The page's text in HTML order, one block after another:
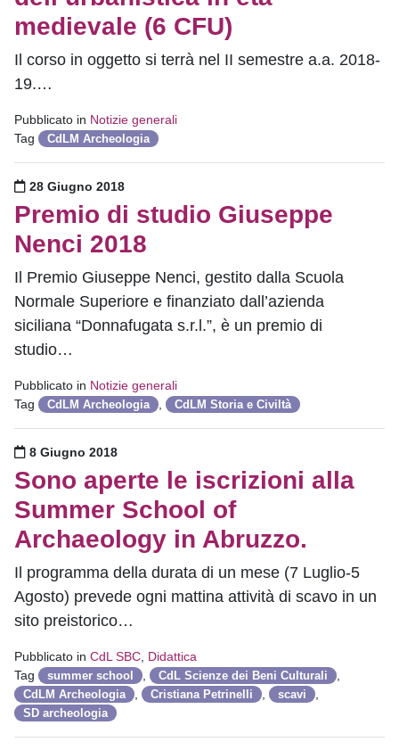
medievale (6 CFU)
Il corso in oggetto si terrà nel II semestre a.a. 2018-
19.…
Pubblicato in Notizie generali
Tag
CdLM Archeologia
Pubblicato il
28 Giugno 2018
Premio di studio Giuseppe
Nenci 2018
Il Premio Giuseppe Nenci, gestito dalla Scuola
Normale Superiore e finanziato dall’azienda
siciliana “Donnafugata s.r.l.”, è un premio di
studio…
Pubblicato in Notizie generali
Tag
CdLM Archeologia CdLM Storia e Civiltà
Pubblicato il
8 Giugno 2018
Sono aperte le iscrizioni alla
Summer School of
Archaeology in Abruzzo.
Il programma della durata di un mese (7 Luglio-5
Agosto) prevede ogni mattina attività di scavo in un
sito preistorico…
Pubblicato in CdL SBC Didattica
Tag
summer school CdL Scienze dei Beni Culturali
CdLM Archeologia Cristiana Petrinelli scavi
SD archeologia